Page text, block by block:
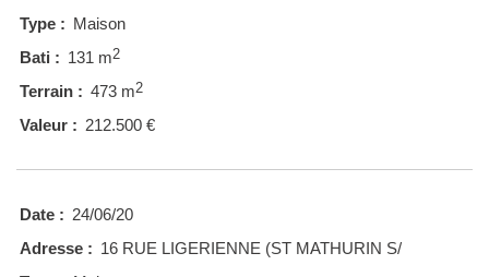
Type : Maison
Bati : 131 m2
Terrain : 473 m2
Valeur : 212.500 €
Date : 24/06/20
Adresse : 16 RUE LIGERIENNE (ST MATHURIN S/